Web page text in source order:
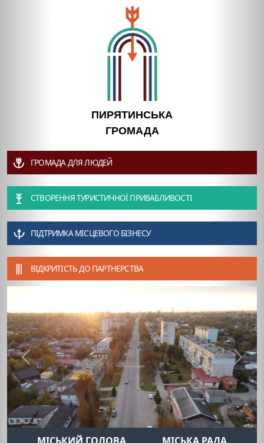
ПИРЯТИНСЬКА
ГРОМАДА
ГРОМАДА ДЛЯ ЛЮДЕЙ
СТВОРЕННЯ ТУРИСТИЧНОЇ ПРИВАБЛИВОСТІ
ПІДТРИМКА МІСЦЕВОГО БІЗНЕСУ
ВІДКРИТІСТЬ ДО ПАРТНЕРСТВА
Previous Next